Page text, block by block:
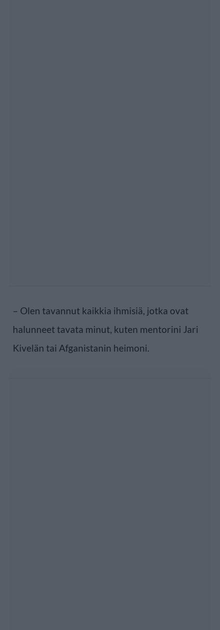
– Olen tavannut kaikkia ihmisiä, jotka ovat
halunneet tavata minut, kuten mentorini Jari
Kivelän tai Afganistanin heimoni.